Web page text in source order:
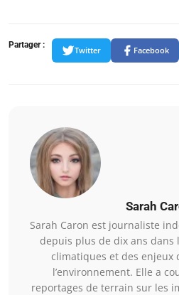
Partager :
Twitter Facebook
Sarah
Sarah Caron est journaliste
depuis plus de dix ans dans
climatiques et des enjeux
l’environnement. Elle a
reportages de terrain sur les